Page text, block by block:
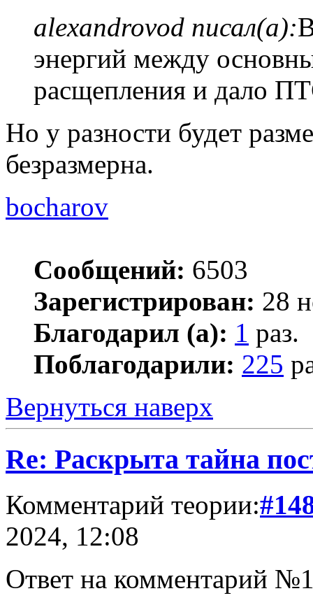
alexandrovod писал(а):
энергий между
расщепления и дало
Но у разности будет
безразмерна.
bocharov
Сообщений: 6503
Зарегистрирован: 28
Благодарил (а): 1 раз.
Поблагодарили: 225
Вернуться наверх
Re: Раскрыта тайна
Комментарий теории:
2024, 12:08
Ответ на комментарий